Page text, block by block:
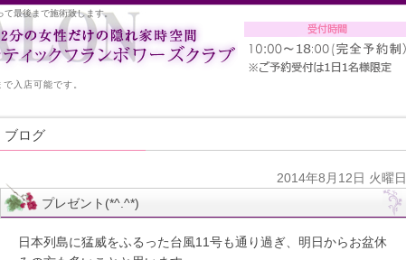
て最後まで施術致します。
入店可能です。
ブログ
2014年8月12日 火曜日
プレゼント(*^.^*)
日本列島に猛威をふるった台風11号も通り過ぎ、明日からお盆休